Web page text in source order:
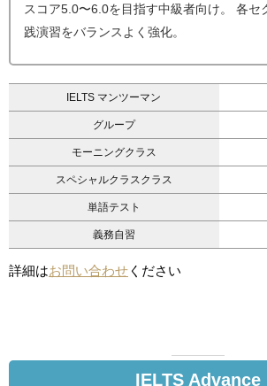
スコア5.0〜6.0を目指す中級者向け。 各セ
践演習をバランスよく強化。
IELTS マンツーマン
グループ
モーニングクラス
スペシャルクラスクラス
単語テスト
義務自習
詳細はお問い合わせ ください
IELTS Advance